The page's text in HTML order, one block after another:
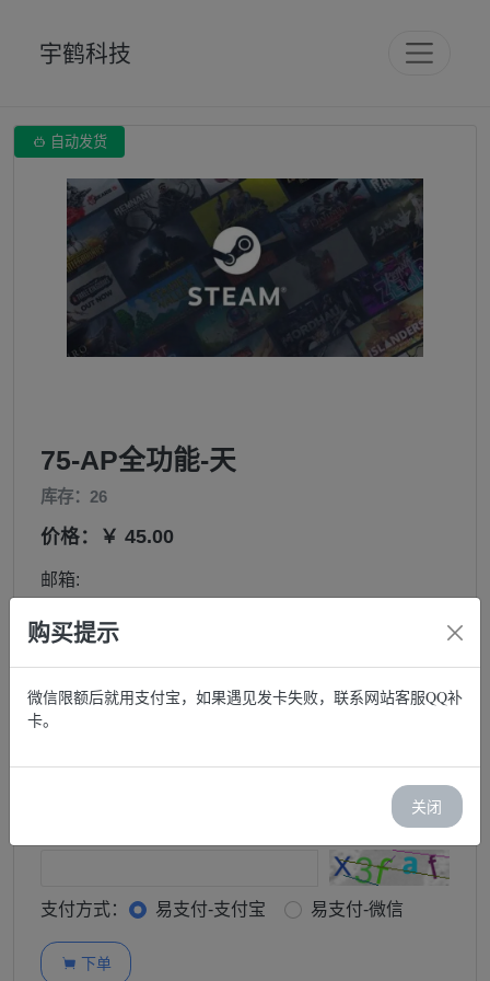
宇鹤科技
 自动发货
75-AP全功能-天
库存：26
价格：￥ 45.00
邮箱:
− +
支付方式： 易支付-支付宝 易支付-微信
 下单
购买提示
微信限额后就用支付宝，如果遇见发卡失败，联系网站客服QQ补
卡。
关闭